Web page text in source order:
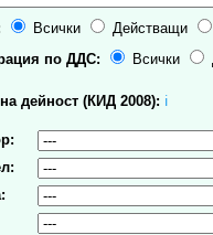
Всички Действащи
по ДДС:
Всички
дейност (КИД 2008): ℹ